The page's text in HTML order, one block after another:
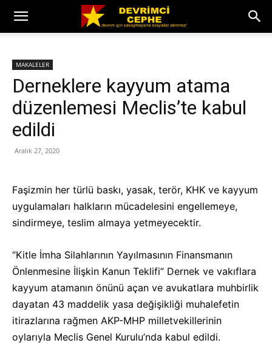
MAKALELER
Derneklere kayyum atama
düzenlemesi Meclis’te kabul
edildi
Aralık 27, 2020
Faşizmin her türlü baskı, yasak, terör, KHK ve kayyum
uygulamaları halkların mücadelesini engellemeye,
sindirmeye, teslim almaya yetmeyecektir.
“Kitle İmha Silahlarının Yayılmasının Finansmanın
Önlenmesine İlişkin Kanun Teklifi” Dernek ve vakıflara
kayyum atamanın önünü açan ve avukatlara muhbirlik
dayatan 43 maddelik yasa değişikliği muhalefetin
itirazlarına rağmen AKP-MHP milletvekillerinin
oylarıyla Meclis Genel Kurulu’nda kabul edildi.